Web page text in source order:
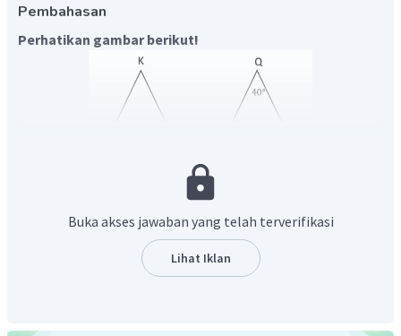
Pembahasan
Perhatikan gambar berikut!
Dua bangun datar dikatakan kongruen, jika sisi-sisi yang
bersesuaian sama panjang dan sudut-sudut yang
bersesuaian sama besar. maka dari kedua segitiga di atas
dapat kita simpulkan:
M
=
∠
Buka akses jawaban yang telah terverifikasi
Lihat Iklan